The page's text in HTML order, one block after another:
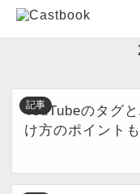
記事
YouTubeのタグ
け方のポイント